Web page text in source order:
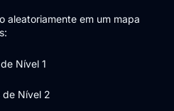
aleatoriamente em um mapa
Nível 1
Nível 2